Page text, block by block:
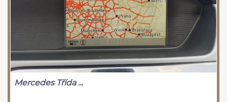
Mercedes Třída ...